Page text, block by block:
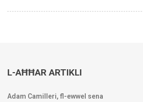
L-AĦĦAR ARTIKLI
Adam Camilleri, fl-ewwel sena